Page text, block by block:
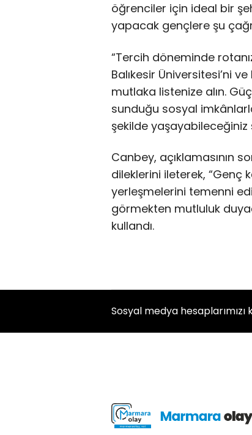
öğrenciler için ideal bir
yapacak gençlere şu
“Tercih döneminde
Balıkesir Üniversitesi’ni
mutlaka listenize alın.
sunduğu sosyal
şekilde yaşayabileceğiniz
Canbey, açıklamasının
dileklerini ileterek, “Genç
yerleşmelerini temenni
görmekten mutluluk
kullandı.
Sosyal medya hesaplarımızı